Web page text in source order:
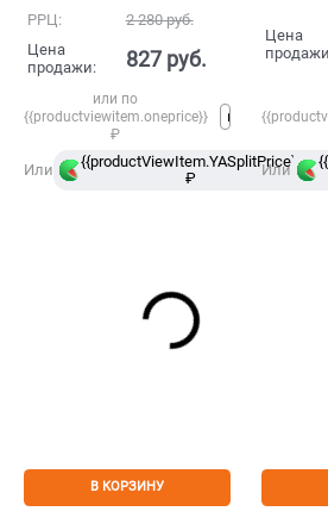
РРЦ: 2 280 руб.
Цена
продажи:
827 руб.
или по
{{productviewitem.oneprice}}
₽
Или
{{productViewItem.YASplitPrice}}
₽
В КОРЗИНУ
Цена
Или